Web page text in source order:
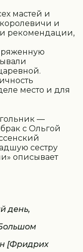
мастей и
и
рекомендации,
место и для
—
с Ольгой
сестру
описывает
день,
[Фридрих